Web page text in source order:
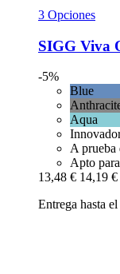
3 Opciones
SIGG Viva
-5%
Blue
Aqua
A prueba
Apto
13,48 € 14,19 €
Entrega hasta